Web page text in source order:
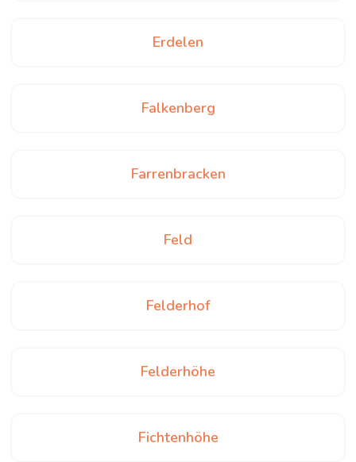
Erdelen
Falkenberg
Farrenbracken
Feld
Felderhof
Felderhöhe
Fichtenhöhe